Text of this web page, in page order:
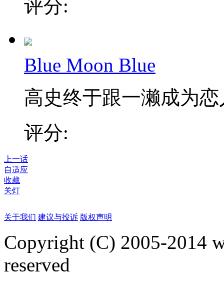
评分:
Blue Moon Blue
高史终于跟一濑成为
评分:
上一话
自适应
收藏
关灯
关于我们 建议与投诉 版权声明
Copyright (C) 2005-2014
reserved